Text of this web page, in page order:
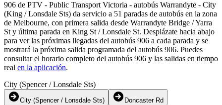
906 de PTV - Public Transport Victoria - autobús Warrandyte - City
(King / Lonsdale Sts) da servicio a 51 paradas de autobús en la zona
de Melbourne, con primera salida desde Warrandyte Bridge / Yarra
St y última parada en King St / Lonsdale St. Desplázate hacia abajo
para ver las próximas llegadas del autobús 906 a cada parada y se
mostrará la próxima salida programada del autobús 906. Puedes
consultar el horario completo del autobús 906 y las salidas en tiempo
real en la aplicación.
City (Spencer / Lonsdale Sts)
City (Spencer / Lonsdale Sts) Doncaster Rd